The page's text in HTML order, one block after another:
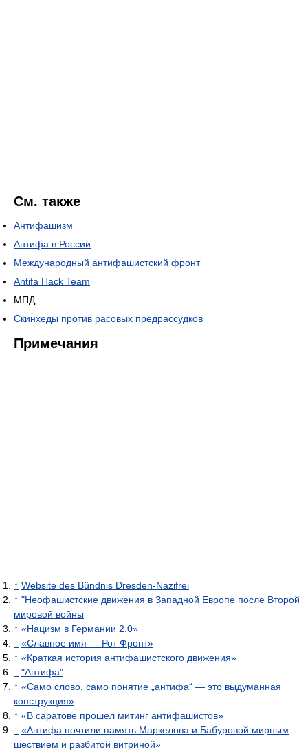
См. также
Антифашизм
Антифа в России
Международный антифашистский фронт
Antifa Hack Team
МПД
Скинхеды против расовых предрассудков
Примечания
↑ Website des Bündnis Dresden-Nazifrei
↑ "Неофашистские движения в Западной Европе после Второй
мировой войны
↑ «Нацизм в Германии 2.0»
↑ «Славное имя — Рот Фронт»
↑ «Краткая история антифашистского движения»
↑ "Антифа"
↑ «Само слово, само понятие „антифа“ — это выдуманная
конструкция»
↑ «В саратове прошел митинг антифашистов»
↑ «Антифа почтили память Маркелова и Бабуровой мирным
шествием и разбитой витриной»